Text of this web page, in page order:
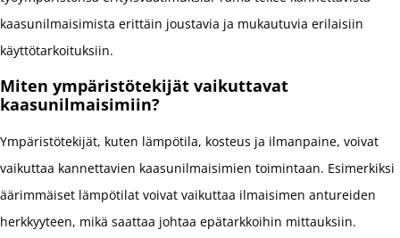
kaasunilmaisimista erittäin joustavia ja mukautuvia erilaisiin
käyttötarkoituksiin.
Miten ympäristötekijät vaikuttavat
kaasunilmaisimiin?
Ympäristötekijät, kuten lämpötila, kosteus ja ilmanpaine, voivat
vaikuttaa kannettavien kaasunilmaisimien toimintaan. Esimerkiksi
äärimmäiset lämpötilat voivat vaikuttaa ilmaisimen antureiden
herkkyyteen, mikä saattaa johtaa epätarkkoihin mittauksiin.